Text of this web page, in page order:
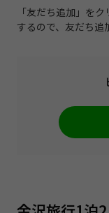
「友だち追加」を
するので、友だち追